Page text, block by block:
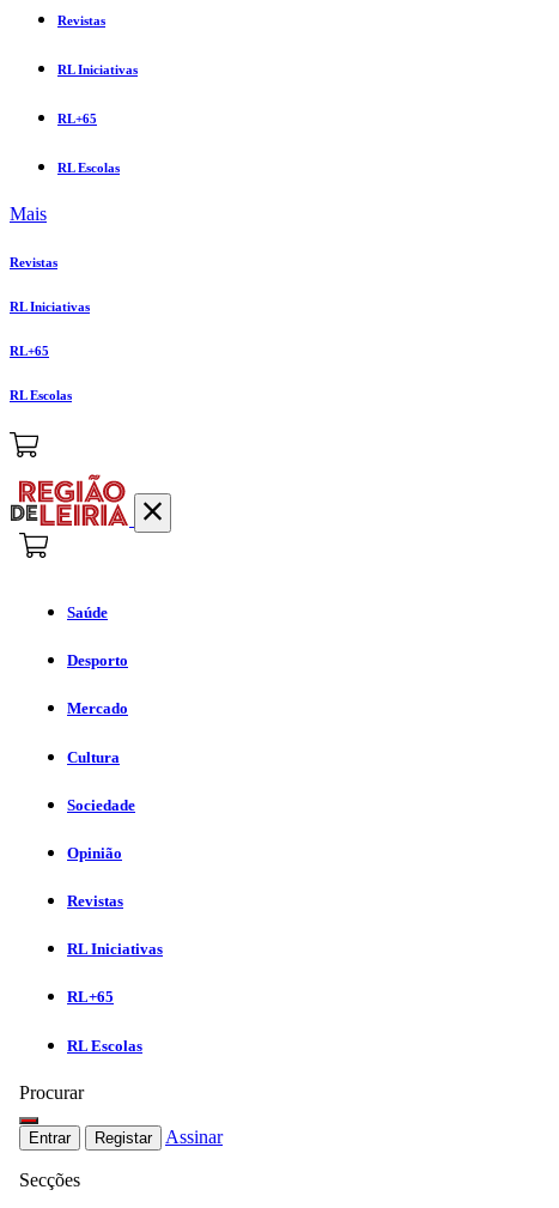
Revistas
RL Iniciativas
RL+65
RL Escolas
Mais
Revistas
RL Iniciativas
RL+65
RL Escolas
Saúde
Desporto
Mercado
Cultura
Sociedade
Opinião
Revistas
RL Iniciativas
RL+65
RL Escolas
Procurar
Entrar Registar Assinar
Secções